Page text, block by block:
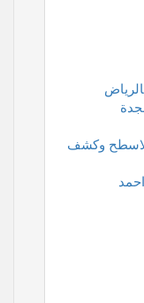
وكشف